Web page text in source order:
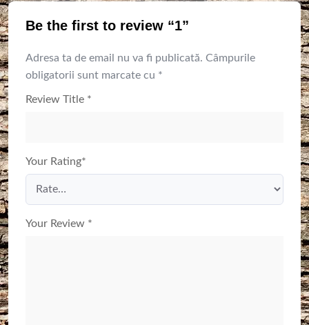
Be the first to review “1”
Adresa ta de email nu va fi publicată. Câmpurile
obligatorii sunt marcate cu *
Review Title *
Your Rating*
Your Review *